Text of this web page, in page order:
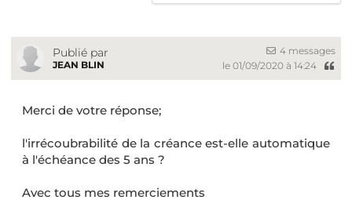
Publié par
JEAN BLIN
4 messages
le 01/09/2020 à 14:24
Merci de votre réponse;
l'irrécoubrabilité de la créance est-elle automatique
à l'échéance des 5 ans ?
Avec tous mes remerciements